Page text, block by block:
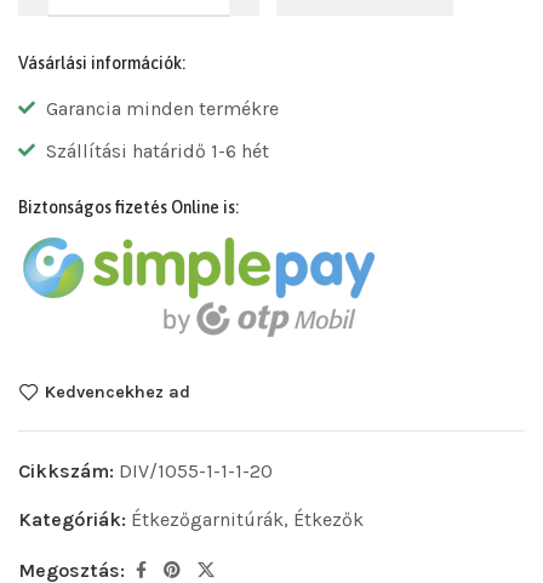
Vásárlási információk:
Garancia minden termékre
Szállítási határidő 1-6 hét
Biztonságos fizetés Online is:
Kedvencekhez ad
Cikkszám: DIV/1055-1-1-1-20
Kategóriák: Étkezőgarnitúrák, Étkezők
Megosztás: